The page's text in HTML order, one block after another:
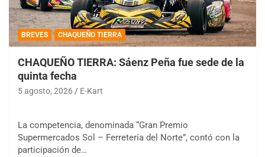
BREVES CHAQUEÑO TIERRA
CHAQUEÑO TIERRA: Sáenz Peña fue sede de la
quinta fecha
5 agosto, 2026 E-Kart
La competencia, denominada “Gran Premio
Supermercados Sol – Ferretería del Norte”, contó con la
participación de…